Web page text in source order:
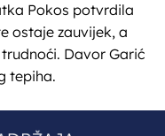
Pokos potvrdila
ostaje zauvijek, a
Davor Garić
tepiha.